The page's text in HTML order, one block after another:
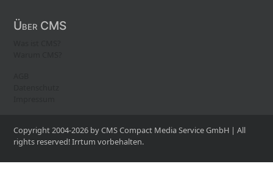
Über CMS
Copyright 2004-2026 by CMS Compact Media Service GmbH | All
rights reserved! Irrtum vorbehalten.